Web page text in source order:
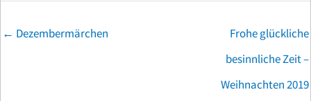
Posts
navigation
← Dezembermärchen
Frohe glückliche
besinnliche Zeit –
Weihnachten 2019